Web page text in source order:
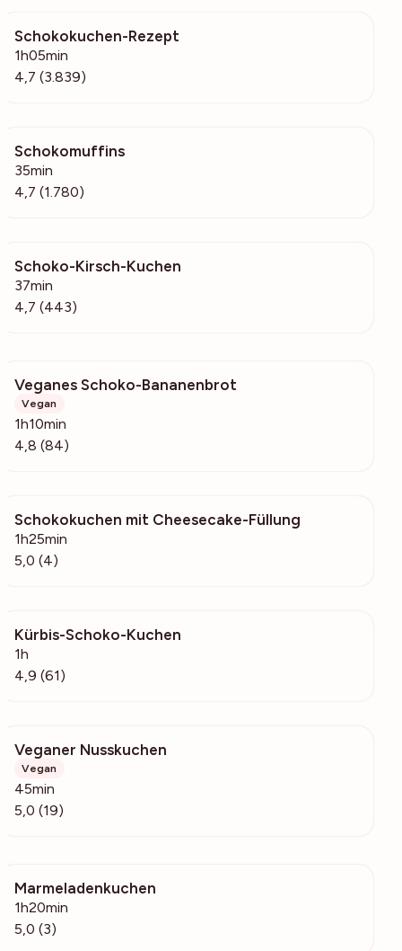
Schokokuchen-Rezept
1h05min
4,7 (3.839)
Schokomuffins
35min
4,7 (1.780)
Schoko-Kirsch-Kuchen
37min
4,7 (443)
Veganes Schoko-Bananenbrot
Vegan
1h10min
4,8 (84)
Schokokuchen mit Cheesecake-Füllung
1h25min
5,0 (4)
Kürbis-Schoko-Kuchen
1h
4,9 (61)
Veganer Nusskuchen
Vegan
45min
5,0 (19)
Marmeladenkuchen
1h20min
5,0 (3)